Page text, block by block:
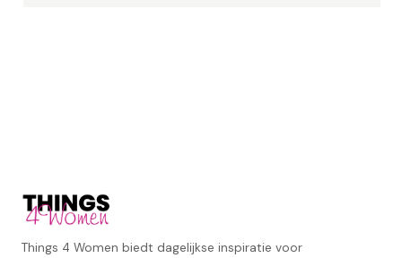
Things 4 Women biedt dagelijkse inspiratie voor